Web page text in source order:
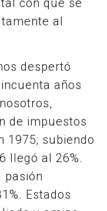
con que se
al
despertó
años
de impuestos
1975; subiendo
llegó al 26%.
pasión
Estados